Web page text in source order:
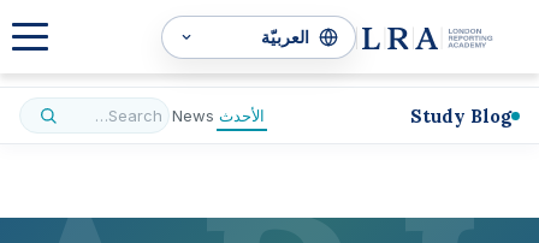
Study Blog الأحدث News